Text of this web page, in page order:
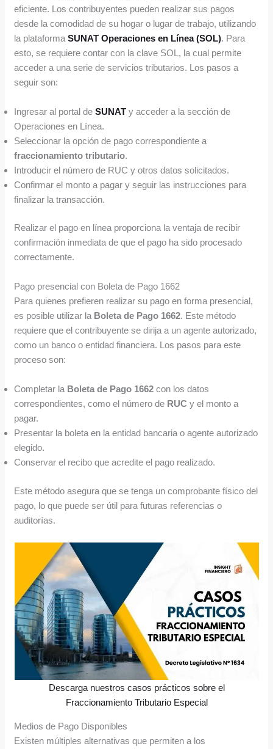
eficiente. Los contribuyentes pueden realizar sus pagos
desde la comodidad de su hogar o lugar de trabajo, utilizando
la plataformaSUNAT Operaciones en Línea (SOL). Para
esto, se requiere contar con la clave SOL, la cual permite
acceder a una serie de servicios tributarios. Los pasos a
seguir son:
Ingresar al portal deSUNAT y acceder a la sección de
Operaciones en Línea.
Seleccionar la opción de pago correspondiente a
fraccionamiento tributario.
Introducir el número de RUC y otros datos solicitados.
Confirmar el monto a pagar y seguir las instrucciones para
finalizar la transacción.
Realizar el pago en línea proporciona la ventaja de recibir
confirmación inmediata de que el pago ha sido procesado
correctamente.
Pago presencial con Boleta de Pago 1662
Para quienes prefieren realizar su pago en forma presencial,
es posible utilizar la Boleta de Pago 1662. Este método
requiere que el contribuyente se dirija a un agente autorizado,
como un banco o entidad financiera. Los pasos para este
proceso son:
Completar la Boleta de Pago 1662 con los datos
correspondientes, como el número de RUC y el monto a
pagar.
Presentar la boleta en la entidad bancaria o agente autorizado
elegido.
Conservar el recibo que acredite el pago realizado.
Este método asegura que se tenga un comprobante físico del
pago, lo que puede ser útil para futuras referencias o
auditorías.
Descarga nuestros casos prácticos sobre el
Fraccionamiento Tributario Especial
Medios de Pago Disponibles
Existen múltiples alternativas que permiten a los